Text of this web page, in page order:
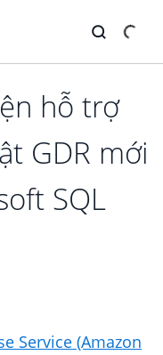
hỗ trợ
GDR mới
SQL
Service (Amazon